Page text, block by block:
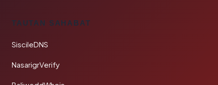
TAUTAN SAHABAT
SiscileDNS
NasarigrVerify